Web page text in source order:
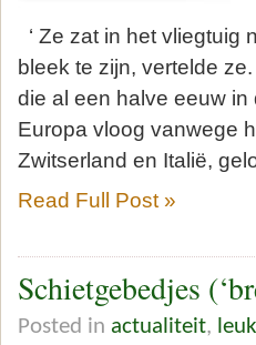
‘ Ze zat in het
bleek te zijn, vertelde
die al een halve eeuw
Europa vloog vanwege
Zwitserland en Italië,
Read Full Post »
Schietgebedjes
Posted in actualiteit,